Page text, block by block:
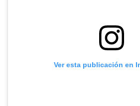
Ver esta publicación en